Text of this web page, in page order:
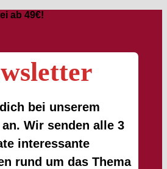
ab 49€!
bei unserem
Wir senden alle 3
interessante
rund um das Thema